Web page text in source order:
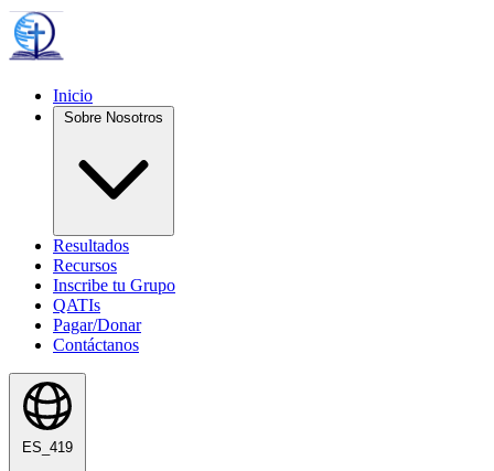
Inicio
Sobre Nosotros
Resultados
Recursos
Inscribe tu Grupo
QATIs
Pagar/Donar
Contáctanos
ES_419